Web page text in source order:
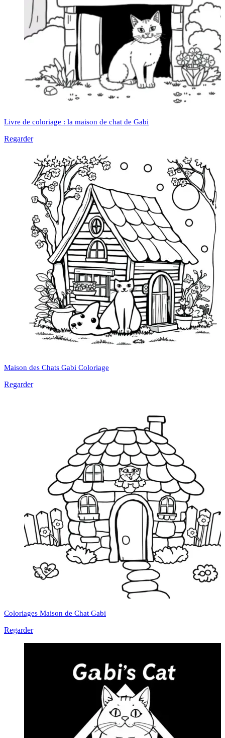
Livre de coloriage : la maison de chat de Gabi
Regarder
Maison des Chats Gabi Coloriage
Regarder
Coloriages Maison de Chat Gabi
Regarder